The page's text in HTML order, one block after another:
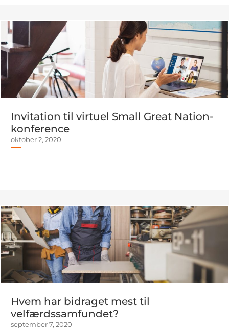
Invitation til virtuel Small Great Nation-
konference
oktober 2, 2020
Hvem har bidraget mest til
velfærdssamfundet?
september 7, 2020